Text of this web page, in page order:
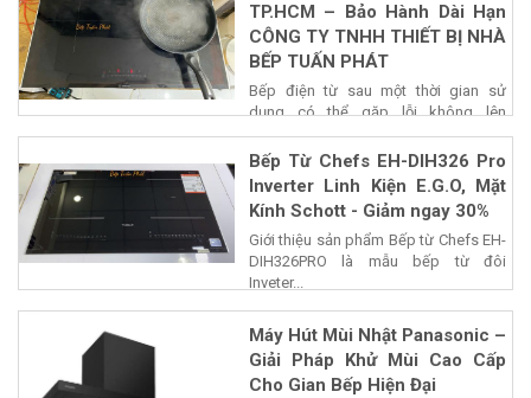
TP.HCM – Bảo Hành Dài Hạn
CÔNG TY TNHH THIẾT BỊ NHÀ
BẾP TUẤN PHÁT
Bếp điện từ sau một thời gian sử
dụng có thể gặp lỗi không lên
nguồn,...
Bếp Từ Chefs EH-DIH326 Pro
Inverter Linh Kiện E.G.O, Mặt
Kính Schott - Giảm ngay 30%
Giới thiệu sản phẩm Bếp từ Chefs EH-
DIH326PRO là mẫu bếp từ đôi
Inveter...
Máy Hút Mùi Nhật Panasonic –
Giải Pháp Khử Mùi Cao Cấp
Cho Gian Bếp Hiện Đại